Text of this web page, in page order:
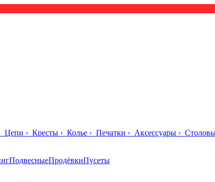
Цепи › Кресты › Колье › Печатки › Аксессуары ›
ПодвесныеПродёвкиПусеты